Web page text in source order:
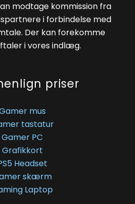
modtage kommission fra
i forbindelse med
Der kan forekomme
i vores indlæg.
priser
mus
tastatur
Gamer PC
Grafikkort
Headset
skærm
Laptop